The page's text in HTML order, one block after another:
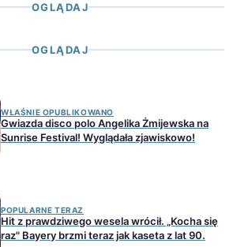
OGLĄDAJ
OGLĄDAJ
WŁAŚNIE OPUBLIKOWANO
Gwiazda disco polo Angelika Żmijewska na
Sunrise Festival! Wyglądała zjawiskowo!
POPULARNE TERAZ
Hit z prawdziwego wesela wrócił. „Kocha się
raz" Bayery brzmi teraz jak kaseta z lat 90.